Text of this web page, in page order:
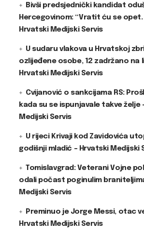
Bivši predsjednički kandidat
Hercegovinom: “Vratit ću se opet.
Hrvatski Medijski Servis
U sudaru vlakova u Hrvatskoj
ozlijeđene osobe, 12 zadržano na
Hrvatski Medijski Servis
Cvijanović o sankcijama RS:
kada su se ispunjavale takve želje
Medijski Servis
U rijeci Krivaji kod Zavidovića
godišnji mladić – Hrvatski Medijski
Tomislavgrad: Veterani Vojne
odali počast poginulim
Medijski Servis
Preminuo je Jorge Messi, otac
Hrvatski Medijski Servis